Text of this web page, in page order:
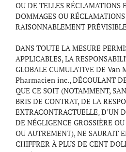
OU DE TELLES RÉCLAMATIONS
DOMMAGES OU
RAISONNABLEMENT
DANS TOUTE LA MESURE
APPLICABLES, LA
GLOBALE CUMULATIVE DE Van
Pharmacien inc., DÉCOULANT
QUE CE SOIT (NOTAMMENT,
BRIS DE CONTRAT, DE LA
EXTRACONTRACTUELLE, D’UN
DE NÉGLIGENCE GROSSIÈRE
OU AUTREMENT), NE SAURAIT
CHIFFRER À PLUS DE CENT